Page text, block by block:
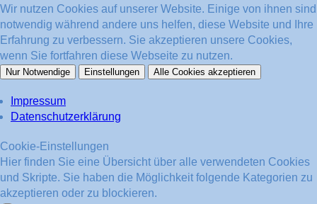
Wir nutzen Cookies auf unserer Website. Einige von ihnen sind
notwendig während andere uns helfen, diese Website und Ihre
Erfahrung zu verbessern. Sie akzeptieren unsere Cookies,
wenn Sie fortfahren diese Webseite zu nutzen.
Nur Notwendige Einstellungen Alle Cookies akzeptieren
Impressum
Datenschutzerklärung
Cookie-Einstellungen
Hier finden Sie eine Übersicht über alle verwendeten Cookies
und Skripte. Sie haben die Möglichkeit folgende Kategorien zu
akzeptieren oder zu blockieren.